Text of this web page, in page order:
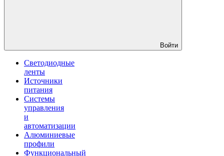
Войти
Светодиодные
ленты
Источники
питания
Системы
управления
и
автоматизации
Алюминиевые
профили
Функциональный